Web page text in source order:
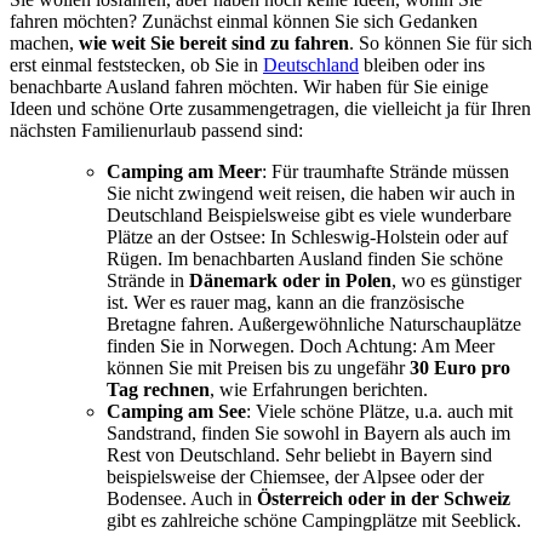
fahren möchten? Zunächst einmal können Sie sich Gedanken
machen, wie weit Sie bereit sind zu fahren. So können Sie für sich
erst einmal feststecken, ob Sie in Deutschland bleiben oder ins
benachbarte Ausland fahren möchten. Wir haben für Sie einige
Ideen und schöne Orte zusammengetragen, die vielleicht ja für Ihren
nächsten Familienurlaub passend sind:
Camping am Meer: Für traumhafte Strände müssen
Sie nicht zwingend weit reisen, die haben wir auch in
Deutschland Beispielsweise gibt es viele wunderbare
Plätze an der Ostsee: In Schleswig-Holstein oder auf
Rügen. Im benachbarten Ausland finden Sie schöne
Strände in Dänemark oder in Polen, wo es günstiger
ist. Wer es rauer mag, kann an die französische
Bretagne fahren. Außergewöhnliche Naturschauplätze
finden Sie in Norwegen. Doch Achtung: Am Meer
können Sie mit Preisen bis zu ungefähr30 Euro pro
Tag rechnen, wie Erfahrungen berichten.
Camping am See: Viele schöne Plätze, u.a. auch mit
Sandstrand, finden Sie sowohl in Bayern als auch im
Rest von Deutschland. Sehr beliebt in Bayern sind
beispielsweise der Chiemsee, der Alpsee oder der
Bodensee. Auch in Österreich oder in der Schweiz
gibt es zahlreiche schöne Campingplätze mit Seeblick.